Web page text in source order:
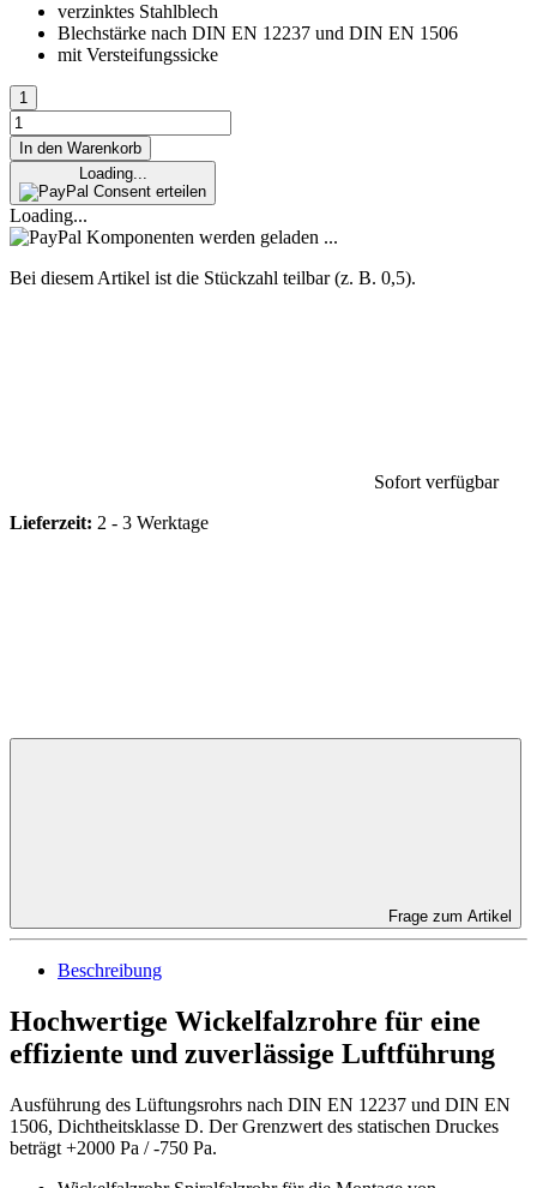
verzinktes Stahlblech
Blechstärke nach DIN EN 12237 und DIN EN 1506
mit Versteifungssicke
In den Warenkorb
Loading...
Consent erteilen
Loading...
Komponenten werden geladen ...
Bei diesem Artikel ist die Stückzahl teilbar (z. B. 0,5).
Sofort verfügbar
Lieferzeit: 2 - 3 Werktage
Frage zum Artikel
Beschreibung
Hochwertige Wickelfalzrohre für eine
effiziente und zuverlässige Luftführung
Ausführung des Lüftungsrohrs nach DIN EN 12237 und DIN EN
1506, Dichtheitsklasse D. Der Grenzwert des statischen Druckes
beträgt +2000 Pa / -750 Pa.